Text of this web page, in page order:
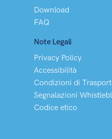
Download
FAQ
Note Legali
Privacy Policy
Accessibilità
Condizioni di
Segnalazioni
Codice etico